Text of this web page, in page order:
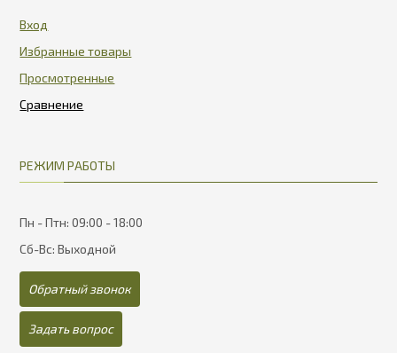
Вход
Избранные товары
Просмотренные
РЕЖИМ РАБОТЫ
Пн - Птн: 09:00 - 18:00
Сб-Вс: Выходной
Обратный звонок
Задать вопрос